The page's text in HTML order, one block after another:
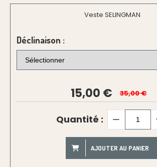
Veste SELINGMAN
Déclinaison :
15,00 € 35,00 €
Quantité :
AJOUTER AU PANIER